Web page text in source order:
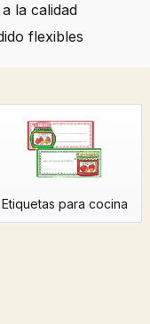
la calidad
flexibles
Etiquetas para cocina